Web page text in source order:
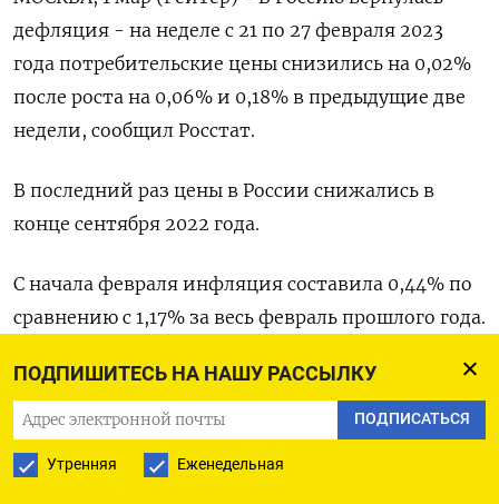
ПОДПИШИТЕСЬ НА НАШУ РАССЫЛКУ
ПОДПИСАТЬСЯ
Утренняя Еженедельная
дефляция - на неделе с 21 по 27 февраля 2023
года потребительские цены снизились на 0,02%
после роста на 0,06% и 0,18% в предыдущие две
недели, сообщил Росстат.
В последний раз цены в России снижались в
конце сентября 2022 года.
С начала февраля инфляция составила 0,44% по
сравнению с 1,17% за весь февраль прошлого года.
выросли на 1,28% по сравнению с 2,17% в 2022
году.
В годовом выражении инфляция на 27 февраля